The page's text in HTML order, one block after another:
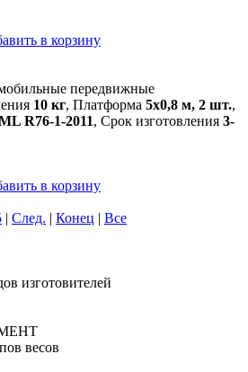
в корзину
передвижные
10 кг, Платформа 5х0,8 м, 2 шт.,
R76-1-2011, Срок изготовления 3-
в корзину
| След. | Конец | Все
изготовителей
весов